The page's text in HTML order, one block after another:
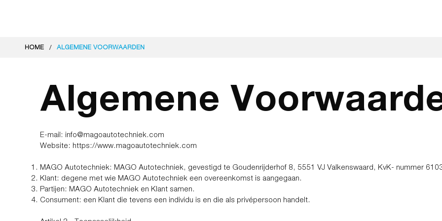
Algemene
E-mail: info@magoautotechniek.com
Website: https://www.magoautotechniek.com
MAGO Autotechniek: MAGO Autotechniek, gevestigd te Goudenrijderhof 8, 5551 VJ Valkenswaard, KvK- nummer
Klant: degene met wie MAGO Autotechniek een overeenkomst is aangegaan.
Partijen: MAGO Autotechniek en Klant samen.
Consument: een Klant die tevens een individu is en die als privépersoon handelt.
HOME / ALGEMENE VOORWAARDEN